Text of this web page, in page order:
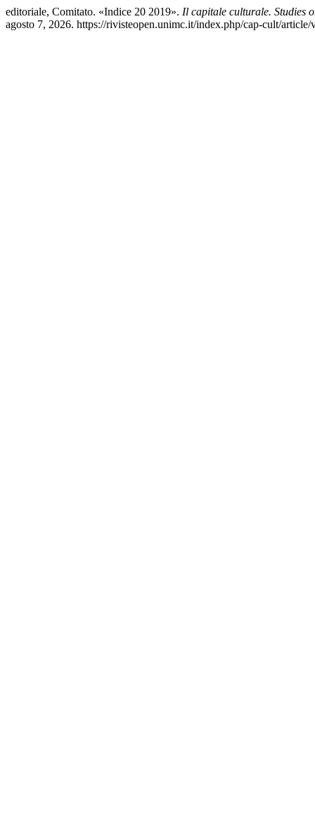
editoriale, Comitato. «Indice 20 2019». Il capitale culturale. Studies
agosto 7, 2026. https://rivisteopen.unimc.it/index.php/cap-cult/